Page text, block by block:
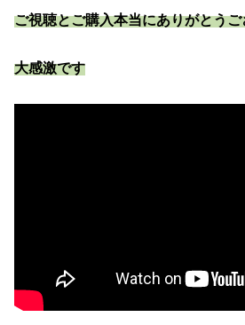
ご視聴とご購入本当にありがとう
大感激です